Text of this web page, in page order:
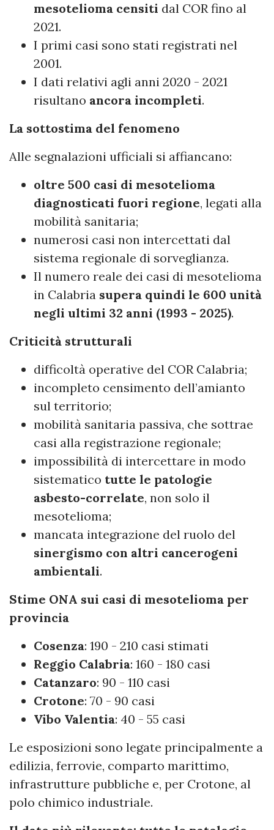
mesotelioma censiti dal COR fino al
2021.
I primi casi sono stati registrati nel
2001.
I dati relativi agli anni 2020 - 2021
risultano ancora incompleti.
La sottostima del fenomeno
Alle segnalazioni ufficiali si affiancano:
oltre 500 casi di mesotelioma
diagnosticati fuori regione, legati alla
mobilità sanitaria;
numerosi casi non intercettati dal
sistema regionale di sorveglianza.
Il numero reale dei casi di mesotelioma
in Calabria supera quindi le 600 unità
negli ultimi 32 anni (1993 - 2025).
Criticità strutturali
difficoltà operative del COR Calabria;
incompleto censimento dell’amianto
sul territorio;
mobilità sanitaria passiva, che sottrae
casi alla registrazione regionale;
impossibilità di intercettare in modo
sistematico tutte le patologie
asbesto-correlate, non solo il
mesotelioma;
mancata integrazione del ruolo del
sinergismo con altri cancerogeni
ambientali.
Stime ONA sui casi di mesotelioma per
provincia
Cosenza: 190 - 210 casi stimati
Reggio Calabria: 160 - 180 casi
Catanzaro: 90 - 110 casi
Crotone: 70 - 90 casi
Vibo Valentia: 40 - 55 casi
Le esposizioni sono legate principalmente a
edilizia, ferrovie, comparto marittimo,
infrastrutture pubbliche e, per Crotone, al
polo chimico industriale.